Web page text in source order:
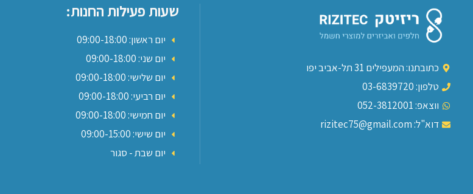
כתובתנו: המעפילים 31 תל-אביב יפו
טלפון: 03-6839720
ווצאפ: 052-3812001
דוא"ל: rizitec75@gmail.com
שעות פעילות החנות:
יום ראשון: 09:00-18:00
יום שני: 09:00-18:00
יום שלישי: 09:00-18:00
יום רביעי: 09:00-18:00
יום חמישי: 09:00-18:00
יום שישי: 09:00-15:00
יום שבת - סגור